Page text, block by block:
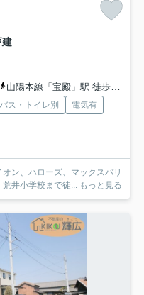
山陽本線「宝殿」駅 徒歩36分
バス・トイレ別
電気有
ン、ハローズ、マックスバリ
井小学校まで徒... もっと見る